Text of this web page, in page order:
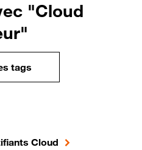
"Cloud
tags
Cloud